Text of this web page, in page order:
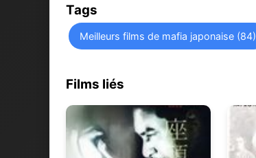
Tags
Meilleurs films de mafia japonaise (84)
Films liés